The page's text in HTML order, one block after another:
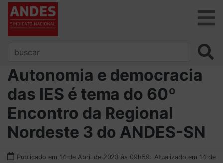
Autonomia e democracia
das IES é tema do 60º
Encontro da Regional
Nordeste 3 do ANDES-SN
Publicado em 14 de Abril de 2023 às 09h59.
Atualizado em 14 de